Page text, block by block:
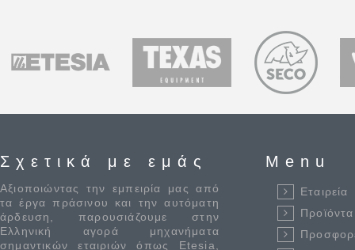
Σχετικά με εμάς
Αξιοποιώντας την εμπειρία μας από
τα έργα πράσινου και την αυτόματη
άρδευση, παρουσιάζουμε στην
Ελληνική αγορά μηχανήματα
σημαντικών εταιριών όπως Etesia,
Menu
Εταιρεία
Προϊόντα